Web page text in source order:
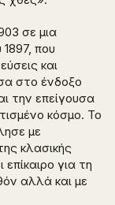
σε μια
που
και
στο ένδοξο
την επείγουσα
κόσμο. Το
με
κλασικής
για τη
αλλά και με